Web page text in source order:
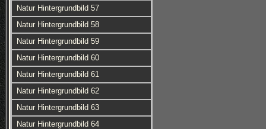
Natur Hintergrundbild 57
Natur Hintergrundbild 58
Natur Hintergrundbild 59
Natur Hintergrundbild 60
Natur Hintergrundbild 61
Natur Hintergrundbild 62
Natur Hintergrundbild 63
Natur Hintergrundbild 64